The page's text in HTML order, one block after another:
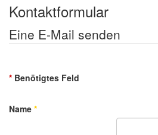
Kontaktformular
Eine E-Mail senden
* Benötigtes Feld
Name *